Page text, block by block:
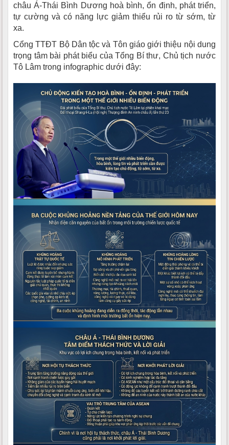
châu Á-Thái Bình Dương hoà bình, ổn định, phát triển,
tự cường và có năng lực giảm thiểu rủi ro từ sớm, từ
xa.
Cổng TTĐT Bộ Dân tộc và Tôn giáo giới thiệu nội dung
trọng tâm bài phát biểu của Tổng Bí thư, Chủ tịch nước
Tô Lâm trong infographic dưới đây: